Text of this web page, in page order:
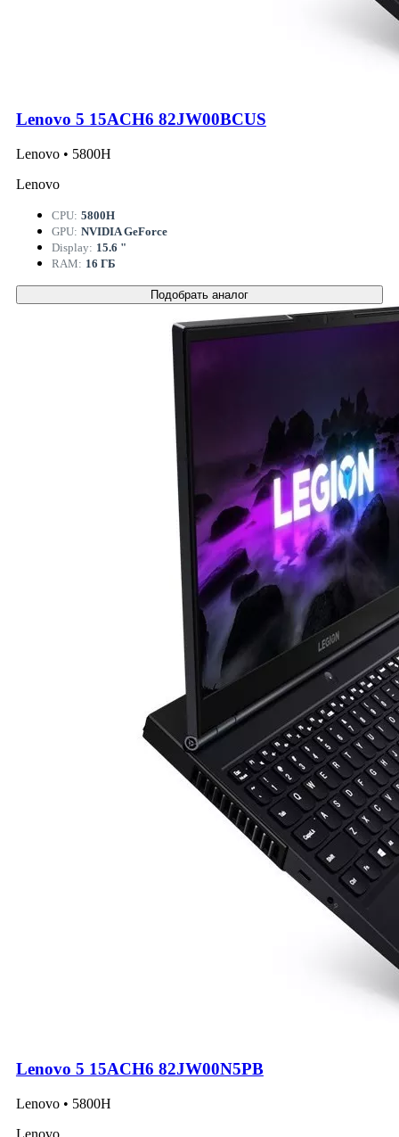
Lenovo 5 15ACH6 82JW00BCUS
Lenovo • 5800H
Lenovo
CPU: 5800H
GPU: NVIDIA GeForce
Display: 15.6 "
RAM: 16 ГБ
Подобрать аналог
Lenovo 5 15ACH6 82JW00N5PB
Lenovo • 5800H
Lenovo